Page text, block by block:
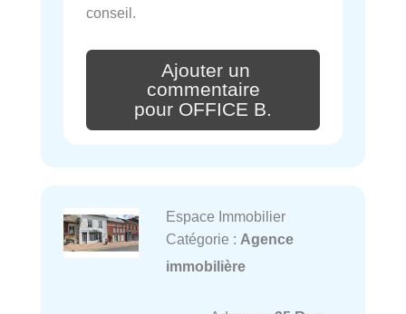
conseil.
Ajouter un
commentaire
pour OFFICE B.
Espace Immobilier
Catégorie : Agence
immobilière